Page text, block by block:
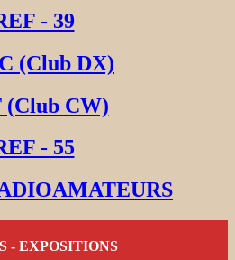
- 39
(Club DX)
(Club CW)
- 55
- EXPOSITIONS